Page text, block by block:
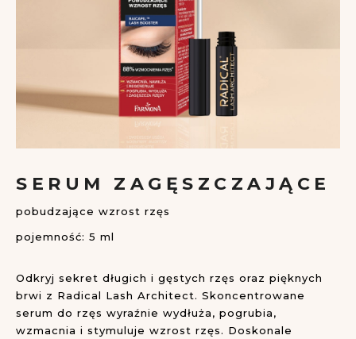
SERUM ZAGĘSZCZAJĄCE
pobudzające wzrost rzęs
pojemność: 5 ml
Odkryj sekret długich i gęstych rzęs oraz pięknych
brwi z Radical Lash Architect. Skoncentrowane
serum do rzęs wyraźnie wydłuża, pogrubia,
wzmacnia i stymuluje wzrost rzęs. Doskonale
początek